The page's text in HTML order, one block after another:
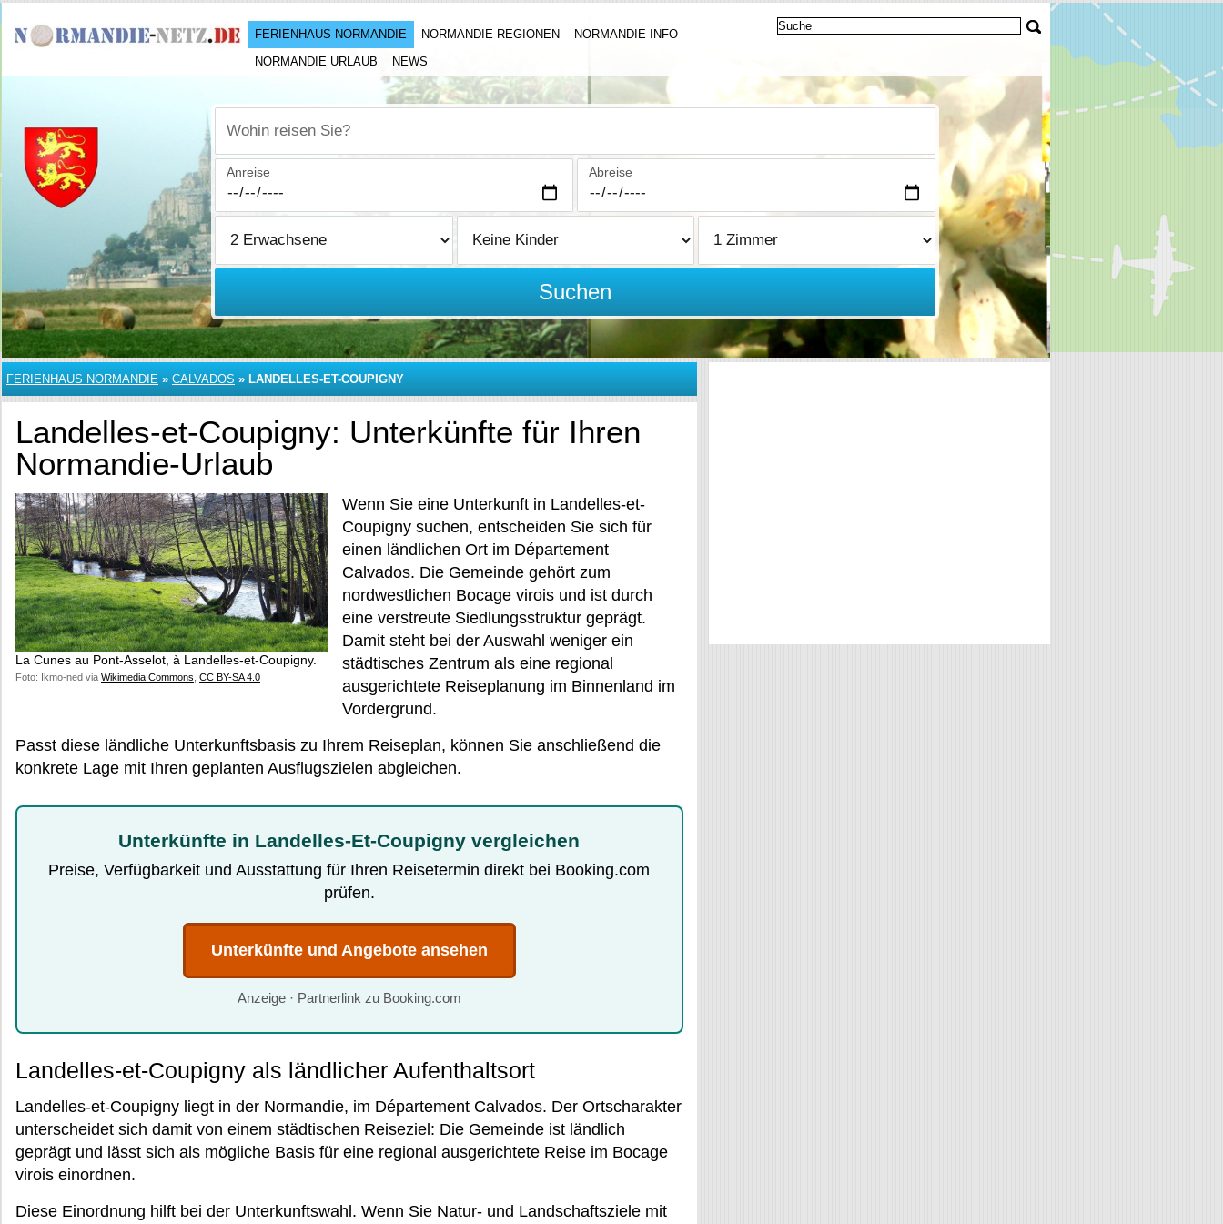
FERIENHAUS NORMANDIE NORMANDIE-REGIONEN
NORMANDIE INFO
NORMANDIE URLAUB
NEWS
Wohin reisen Sie?
Anreise Abreise
Suchen
FERIENHAUS NORMANDIE » CALVADOS » LANDELLES-ET-COUPIGNY
Landelles-et-Coupigny: Unterkünfte für Ihren
Normandie-Urlaub
La Cunes au Pont-Asselot, à Landelles-et-Coupigny.
Foto: Ikmo-ned via Wikimedia Commons CC BY-SA 4.0
Wenn Sie eine Unterkunft in Landelles-et-
Coupigny suchen, entscheiden Sie sich für
einen ländlichen Ort im Département
Calvados. Die Gemeinde gehört zum
nordwestlichen Bocage virois und ist durch
eine verstreute Siedlungsstruktur geprägt.
Damit steht bei der Auswahl weniger ein
städtisches Zentrum als eine regional
ausgerichtete Reiseplanung im Binnenland im
Vordergrund.
Passt diese ländliche Unterkunftsbasis zu Ihrem Reiseplan, können Sie anschließend die
konkrete Lage mit Ihren geplanten Ausflugszielen abgleichen.
Unterkünfte in Landelles-Et-Coupigny vergleichen
Preise, Verfügbarkeit und Ausstattung für Ihren Reisetermin direkt bei Booking.com
prüfen.
Unterkünfte und Angebote ansehen
Anzeige · Partnerlink zu Booking.com
Landelles-et-Coupigny als ländlicher Aufenthaltsort
Landelles-et-Coupigny liegt in der Normandie, im Département Calvados. Der Ortscharakter
unterscheidet sich damit von einem städtischen Reiseziel: Die Gemeinde ist ländlich
geprägt und lässt sich als mögliche Basis für eine regional ausgerichtete Reise im Bocage
virois einordnen.
Diese Einordnung hilft bei der Unterkunftswahl. Wenn Sie Natur- und Landschaftsziele mit